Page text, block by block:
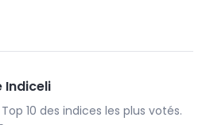
Indiceli
10 des indices les plus votés.